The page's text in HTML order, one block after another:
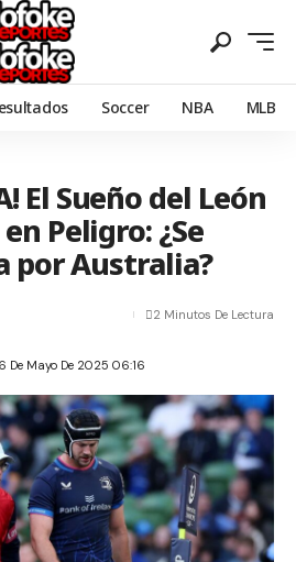
Soccer NBA MLB
El Sueño del León
Peligro: ¿Se
por Australia?
Mayo De 2025 06:16
2 Minutos De Lectura